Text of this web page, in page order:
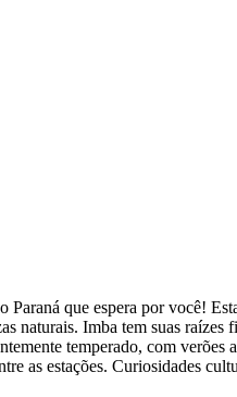
que espera por você!
naturais. Imba tem suas
temperado, com
as estações. Curiosidades